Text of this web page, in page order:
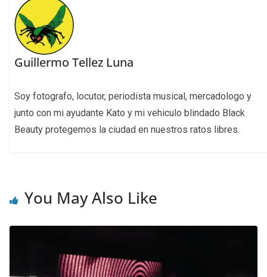
Guillermo Tellez Luna
Soy fotografo, locutor, periodista musical, mercadologo y
junto con mi ayudante Kato y mi vehiculo blindado Black
Beauty protegemos la ciudad en nuestros ratos libres.
You May Also Like